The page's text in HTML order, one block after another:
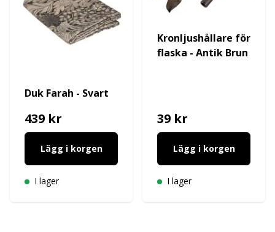
Duk Farah - Svart
439 kr
Lägg i korgen
I lager
Kronljushållare för
flaska - Antik Brun
39 kr
Lägg i korgen
I lager